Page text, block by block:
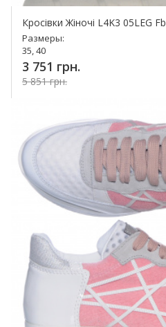
Кросівки Жіночі L4K3 05LEG Fb
Размеры:
35, 40
3 751 грн.
5 851 грн.